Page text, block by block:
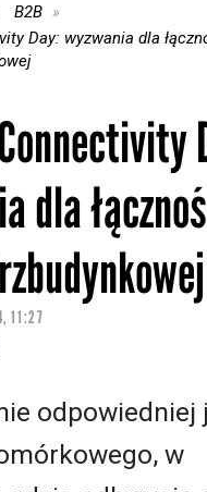
B2B
Day: wyzwania dla
dla
11:27
odpowiedniej
w